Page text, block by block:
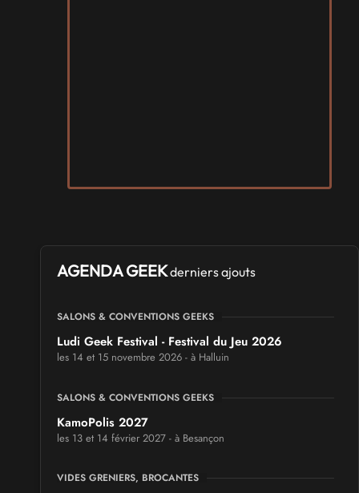
AGENDA GEEKderniers ajouts
SALONS & CONVENTIONS GEEKS
Ludi Geek Festival - Festival du Jeu 2026
les 14 et 15 novembre 2026 - à Halluin
SALONS & CONVENTIONS GEEKS
KamoPolis 2027
les 13 et 14 février 2027 - à Besançon
VIDES GRENIERS, BROCANTES